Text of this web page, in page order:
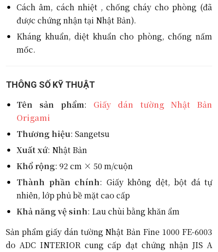
Cách âm, cách nhiệt , chống cháy cho phòng (đã
được chứng nhận tại Nhật Bản).
Kháng khuẩn, diệt khuẩn cho phòng, chống nấm
mốc.
THÔNG SỐ KỸ THUẬT
Tên sản phẩm: Giấy dán tường Nhật Bản
Origami
Thương hiệu: Sangetsu
Xuất xứ: Nhật Bản
Khổ rộng: 92 cm × 50 m/cuộn
Thành phần chính: Giấy không dệt, bột đá tự
nhiên, lớp phủ bề mặt cao cấp
Khả năng vệ sinh: Lau chùi bằng khăn ẩm
Sản phẩm giấy dán tường Nhật Bản Fine 1000 FE-6003
do ADC INTERIOR cung cấp đạt chứng nhận JIS A